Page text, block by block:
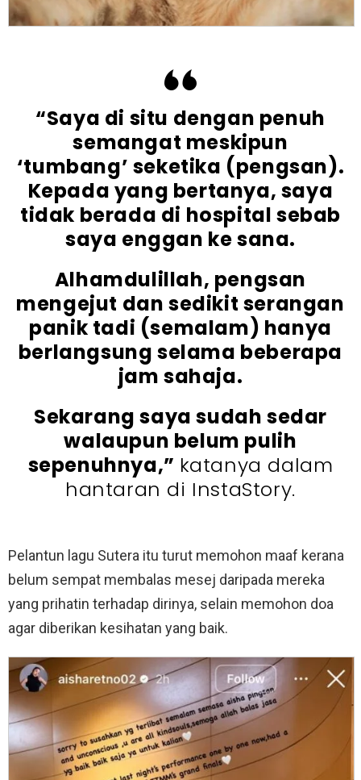
“Saya di situ dengan penuh
semangat meskipun
‘tumbang’ seketika (pengsan).
Kepada yang bertanya, saya
tidak berada di hospital sebab
saya enggan ke sana.
Alhamdulillah, pengsan
mengejut dan sedikit serangan
panik tadi (semalam) hanya
berlangsung selama beberapa
jam sahaja.
Sekarang saya sudah sedar
walaupun belum pulih
sepenuhnya,” katanya dalam
hantaran di InstaStory.
Pelantun lagu Sutera itu turut memohon maaf kerana
belum sempat membalas mesej daripada mereka
yang prihatin terhadap dirinya, selain memohon doa
agar diberikan kesihatan yang baik.